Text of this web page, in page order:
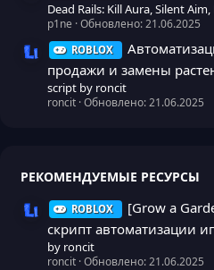
Dead Rails: Kill Aura, Silent Aim,
p1ne Обновлено:21.06.2025
Иконка ресурса
ROBLOX
продажи и замены
script by roncit
roncit Обновлено:21.06.2025
РЕКОМЕНДУЕМЫЕ РЕСУРСЫ
Иконка ресурса
ROBLOX
[Grow a
скрипт автоматизации
by roncit
roncit Обновлено:21.06.2025